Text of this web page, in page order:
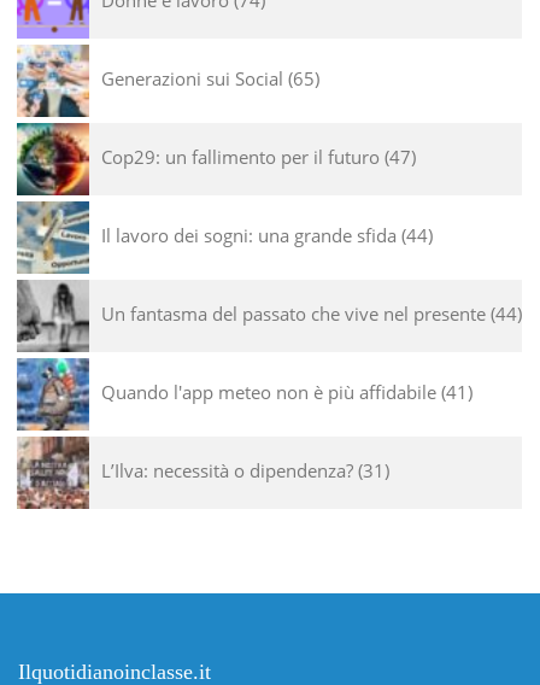
Generazioni sui Social 65
Cop29: un fallimento per il futuro 47
Il lavoro dei sogni: una grande sfida 44
Un fantasma del passato che vive nel presente 44
Quando l'app meteo non è più affidabile 41
L’Ilva: necessità o dipendenza? 31
Ilquotidianoinclasse.it